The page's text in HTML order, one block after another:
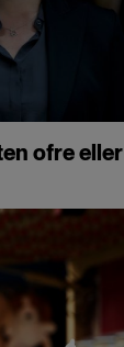
ofre eller